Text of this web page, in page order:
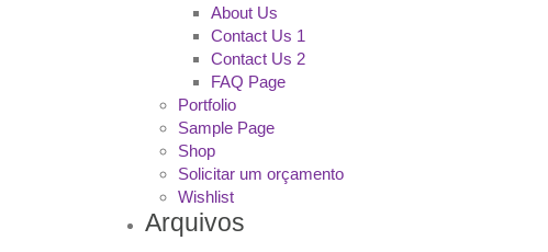
About Us
Contact Us 1
Contact Us 2
FAQ Page
Portfolio
Sample Page
Shop
Solicitar um orçamento
Wishlist
Arquivos